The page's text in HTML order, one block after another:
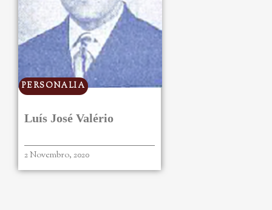
PERSONALIA
Luís José Valério
2 Novembro, 2020